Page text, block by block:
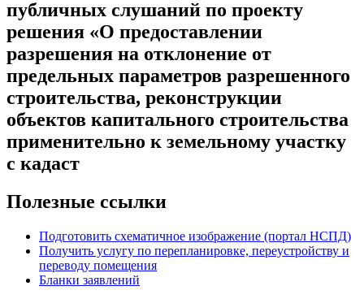
публичных слушаний по проекту
решения «О предоставлении
разрешения на отклонение от
предельных параметров разрешенного
строительства, реконструкции
объектов капитального строительства
применительно к земельному участку
с кадаст
Полезные ссылки
Подготовить схематичное изображение (портал НСПД)
Получить услугу по перепланировке, переустройству и
переводу помещения
Бланки заявлений